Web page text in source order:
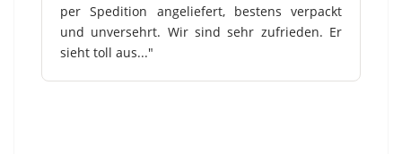
per Spedition angeliefert, bestens verpackt
und unversehrt. Wir sind sehr zufrieden. Er
sieht toll aus..."